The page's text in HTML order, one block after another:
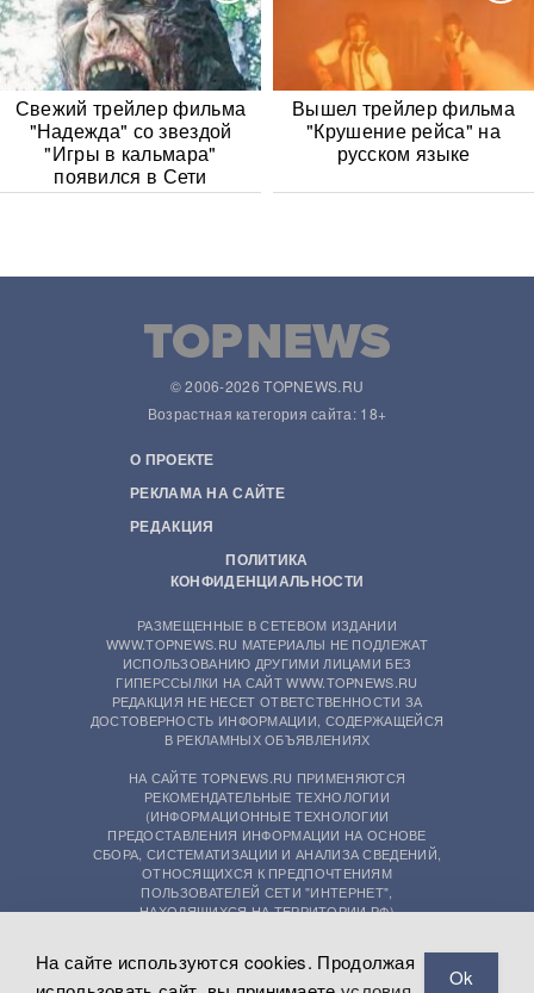
Свежий трейлер фильма
"Надежда" со звездой
"Игры в кальмара"
появился в Сети
Вышел трейлер фильма
"Крушение рейса" на
русском языке
© 2006-2026 TOPNEWS.RU
Возрастная категория сайта: 18+
О ПРОЕКТЕ
РЕКЛАМА НА САЙТЕ
РЕДАКЦИЯ
ПОЛИТИКА
КОНФИДЕНЦИАЛЬНОСТИ
РАЗМЕЩЕННЫЕ В СЕТЕВОМ ИЗДАНИИ
WWW.TOPNEWS.RU МАТЕРИАЛЫ НЕ ПОДЛЕЖАТ
ИСПОЛЬЗОВАНИЮ ДРУГИМИ ЛИЦАМИ БЕЗ
ГИПЕРССЫЛКИ НА САЙТ WWW.TOPNEWS.RU
РЕДАКЦИЯ НЕ НЕСЕТ ОТВЕТСТВЕННОСТИ ЗА
ДОСТОВЕРНОСТЬ ИНФОРМАЦИИ, СОДЕРЖАЩЕЙСЯ
В РЕКЛАМНЫХ ОБЪЯВЛЕНИЯХ
НА САЙТЕ TOPNEWS.RU ПРИМЕНЯЮТСЯ
РЕКОМЕНДАТЕЛЬНЫЕ ТЕХНОЛОГИИ
(ИНФОРМАЦИОННЫЕ ТЕХНОЛОГИИ
ПРЕДОСТАВЛЕНИЯ ИНФОРМАЦИИ НА ОСНОВЕ
СБОРА, СИСТЕМАТИЗАЦИИ И АНАЛИЗА СВЕДЕНИЙ,
ОТНОСЯЩИХСЯ К ПРЕДПОЧТЕНИЯМ
ПОЛЬЗОВАТЕЛЕЙ СЕТИ "ИНТЕРНЕТ",
НАХОДЯЩИХСЯ НА ТЕРРИТОРИИ РФ)
На сайте используются cookies. Продолжая
Ok